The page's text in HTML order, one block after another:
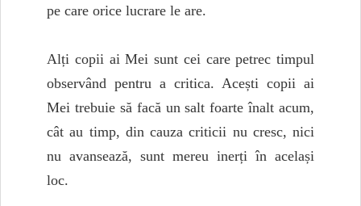
pe care orice lucrare le are.
Alți copii ai Mei sunt cei care petrec timpul
observând pentru a critica. Acești copii ai
Mei trebuie să facă un salt foarte înalt acum,
cât au timp, din cauza criticii nu cresc, nici
nu avansează, sunt mereu inerți în același
loc.